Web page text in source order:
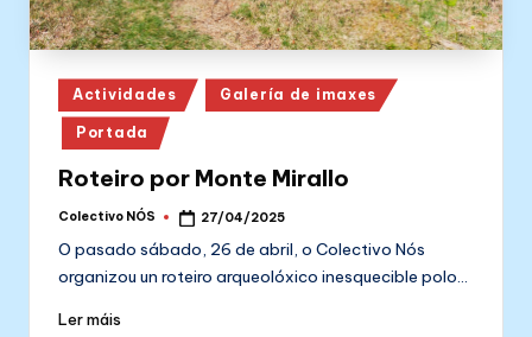
Posted
in
Actividades Galería de imaxes
Portada
Roteiro por Monte Mirallo
Posted
Colectivo NÓS 27/04/2025
O pasado sábado, 26 de abril, o Colectivo Nós
organizou un roteiro arqueolóxico inesquecible polo…
Ler máis